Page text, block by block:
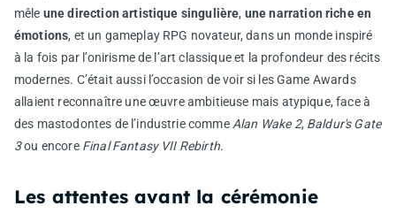
mêle une direction artistique singulière, une narration riche en
émotions, et un gameplay RPG novateur, dans un monde inspiré
à la fois par l’onirisme de l’art classique et la profondeur des récits
modernes. C’était aussi l’occasion de voir si les Game Awards
allaient reconnaître une œuvre ambitieuse mais atypique, face à
des mastodontes de l’industrie commeAlan Wake 2, Baldur's Gate
3ou encore Final Fantasy VII Rebirth.
Les attentes avant la cérémonie